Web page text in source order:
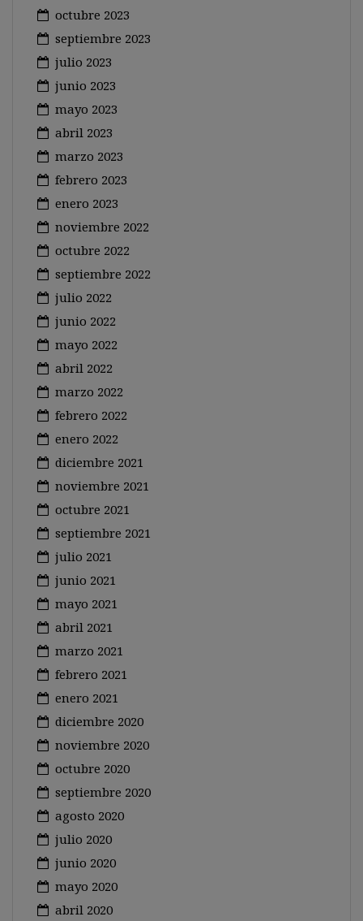
octubre 2023
septiembre 2023
julio 2023
junio 2023
mayo 2023
abril 2023
marzo 2023
febrero 2023
enero 2023
noviembre 2022
octubre 2022
septiembre 2022
julio 2022
junio 2022
mayo 2022
abril 2022
marzo 2022
febrero 2022
enero 2022
diciembre 2021
noviembre 2021
octubre 2021
septiembre 2021
julio 2021
junio 2021
mayo 2021
abril 2021
marzo 2021
febrero 2021
enero 2021
diciembre 2020
noviembre 2020
octubre 2020
septiembre 2020
agosto 2020
julio 2020
junio 2020
mayo 2020
abril 2020